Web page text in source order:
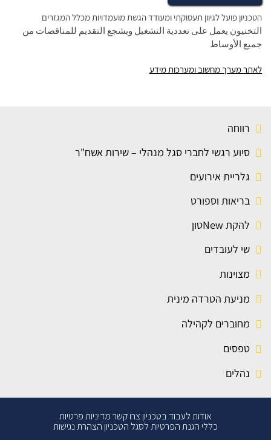
רווחה
סיוע רגשי לחברי סגל מנהלי – שירות אשח"ר
גלריית אירועים
בריאות וספורט
להקת Newטון
שי לעובדים
מצוינות
מניעת הטרדה מינית
מחוברים לקהילה
טפסים
נהלים
הטכניון פועל לגיוון תעסוקתי ומעודד הגשת מועמדויות מכלל המגזרים
التخنيون يعمل على تعددية التشغيل ويشجع التقديم للمناقصات من
جميع الأوساط
לאתר מערך מחשוב ומערכות מידע
אודותלעבוד בטכניון צרו קשרמדיניות פרטיות
כללי הגנת הפרטיות לסגל הטכניון הצהרת נגישות